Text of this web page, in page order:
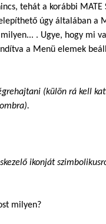
tehát a korábbi MATE
úgy általában a
. Ugye, hogy mi
a Menü elemek
(külön rá kell
ikonját
milyen?